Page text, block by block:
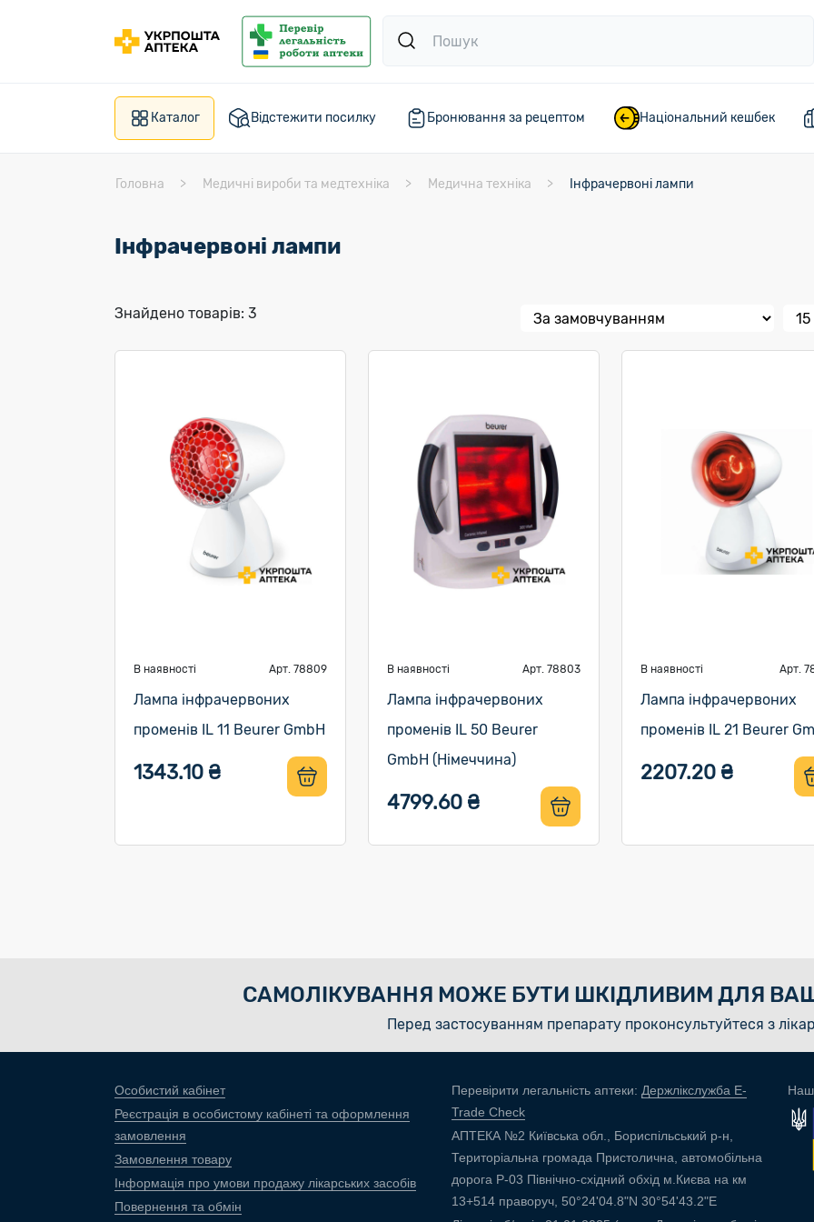
Каталог Відстежити посилку Бронювання за рецептом Національний кешбек
Головна Медичні вироби та медтехніка Медична техніка Інфрачервоні лампи
Інфрачервоні лампи
Знайдено товарів: 3
В наявності Арт. 78809
Лампа інфрачервоних
променів IL 11 Beurer GmbH
1343.10 ₴
В наявності Арт. 78803
Лампа інфрачервоних
променів IL 50 Beurer
GmbH (Німеччина)
4799.60 ₴
В наявності Арт.
Лампа інфрачервоних
променів IL 21 Beurer
2207.20 ₴
САМОЛІКУВАННЯ МОЖЕ БУТИ ШКІДЛИВИМ ДЛЯ
Перед застосуванням препарату проконсультуйтеся з
Особистий кабінет
Реєстрація в особистому кабінеті та оформлення
замовлення
Замовлення товару
Інформація про умови продажу лікарських засобів
Повернення та обмін
Перевірити легальність аптеки: Держлікслужба E-
Trade Check
АПТЕКА №2 Київська обл., Бориспільський р-н,
Територіальна громада Пристолична, автомобільна
дорога Р-03 Північно-східний обхід м.Києва на км
13+514 праворуч, 50°24'04.8"N 30°54'43.2"E